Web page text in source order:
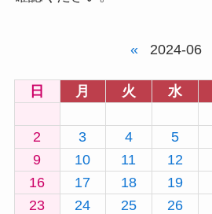
« 2024-06
日 月 火 水
2
3 4 5
9
10 11 12
16
17 18 19
23
24 25 26